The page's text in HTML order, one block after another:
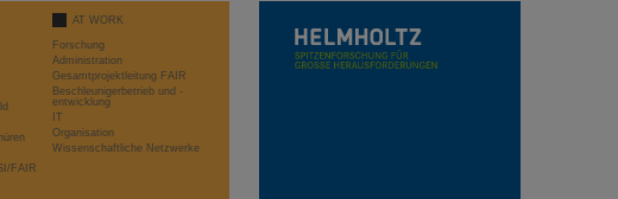
FAIR
AT WORK
Forschung
Administration
Gesamtprojektleitung FAIR
Beschleunigerbetrieb und -
entwicklung
IT
Organisation
Wissenschaftliche Netzwerke